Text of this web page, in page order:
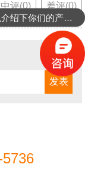
中评(0) 差评(0)
可以介绍下你们的产品么？